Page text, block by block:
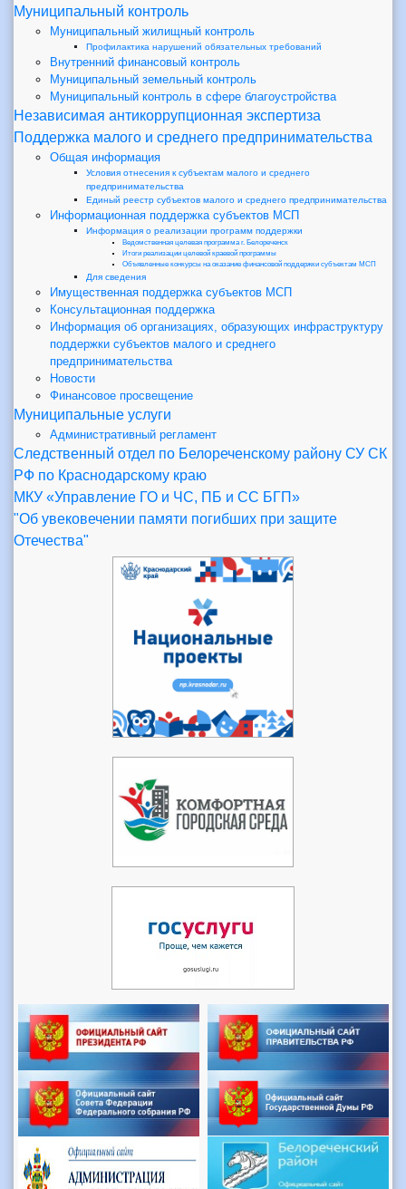
Муниципальный контроль
Муниципальный жилищный контроль
Профилактика нарушений обязательных требований
Внутренний финансовый контроль
Муниципальный земельный контроль
Муниципальный контроль в сфере благоустройства
Независимая антикоррупционная экспертиза
Поддержка малого и среднего предпринимательства
Общая информация
Условия отнесения к субъектам малого и среднего
предпринимательства
Единый реестр субъектов малого и среднего предпринимательства
Информационная поддержка субъектов МСП
Информация о реализации программ поддержки
Ведомственная целевая программа г. Белореченск
Итоги реализации целевой краевой программы
Объявленные конкурсы на оказание финансовой поддержки субъектам МСП
Для сведения
Имущественная поддержка субъектов МСП
Консультационная поддержка
Информация об организациях, образующих инфраструктуру
поддержки субъектов малого и среднего
предпринимательства
Новости
Финансовое просвещение
Муниципальные услуги
Административный регламент
Следственный отдел по Белореченскому району СУ СК
РФ по Краснодарскому краю
МКУ «Управление ГО и ЧС, ПБ и СС БГП»
"Об увековечении памяти погибших при защите
Отечества"